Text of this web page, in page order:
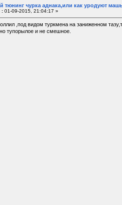
тюнинг чурка аднака,или как уродуют
: 01-09-2015, 21:04:17 »
,под видом туркмена на заниженном
тупорылое и не смешное.